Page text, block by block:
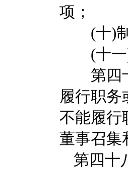
项；
(十)制
(十一)
第四十
履行职务
不能履行
董事召
第四十